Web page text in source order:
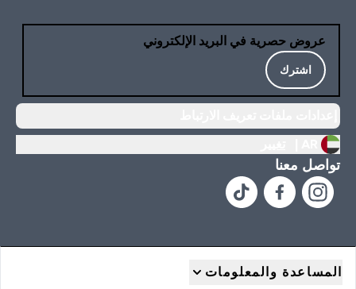
عروض حصرية في البريد الإلكتروني
اشترك
تواصل معنا
المساعدة والمعلومات